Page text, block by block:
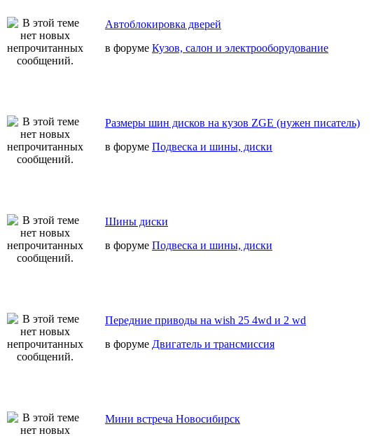
Автоблокировка дверей
в форуме Кузов, салон и электрооборудование
Размеры шин дисков на кузов ZGE (нужен писатель)
в форуме Подвеска и шины, диски
Шины диски
в форуме Подвеска и шины, диски
Передние приводы на wish 25 4wd и 2 wd
в форуме Двигатель и трансмиссия
Мини встреча Новосибирск